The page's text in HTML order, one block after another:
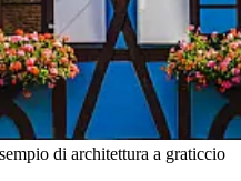
di architettura a graticcio